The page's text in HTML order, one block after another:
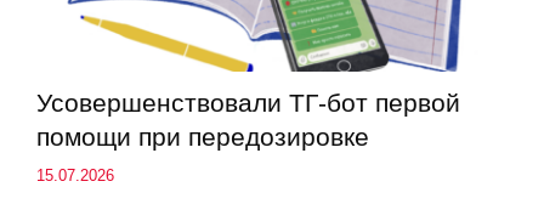
Усовершенствовали ТГ-бот первой
помощи при передозировке
15.07.2026